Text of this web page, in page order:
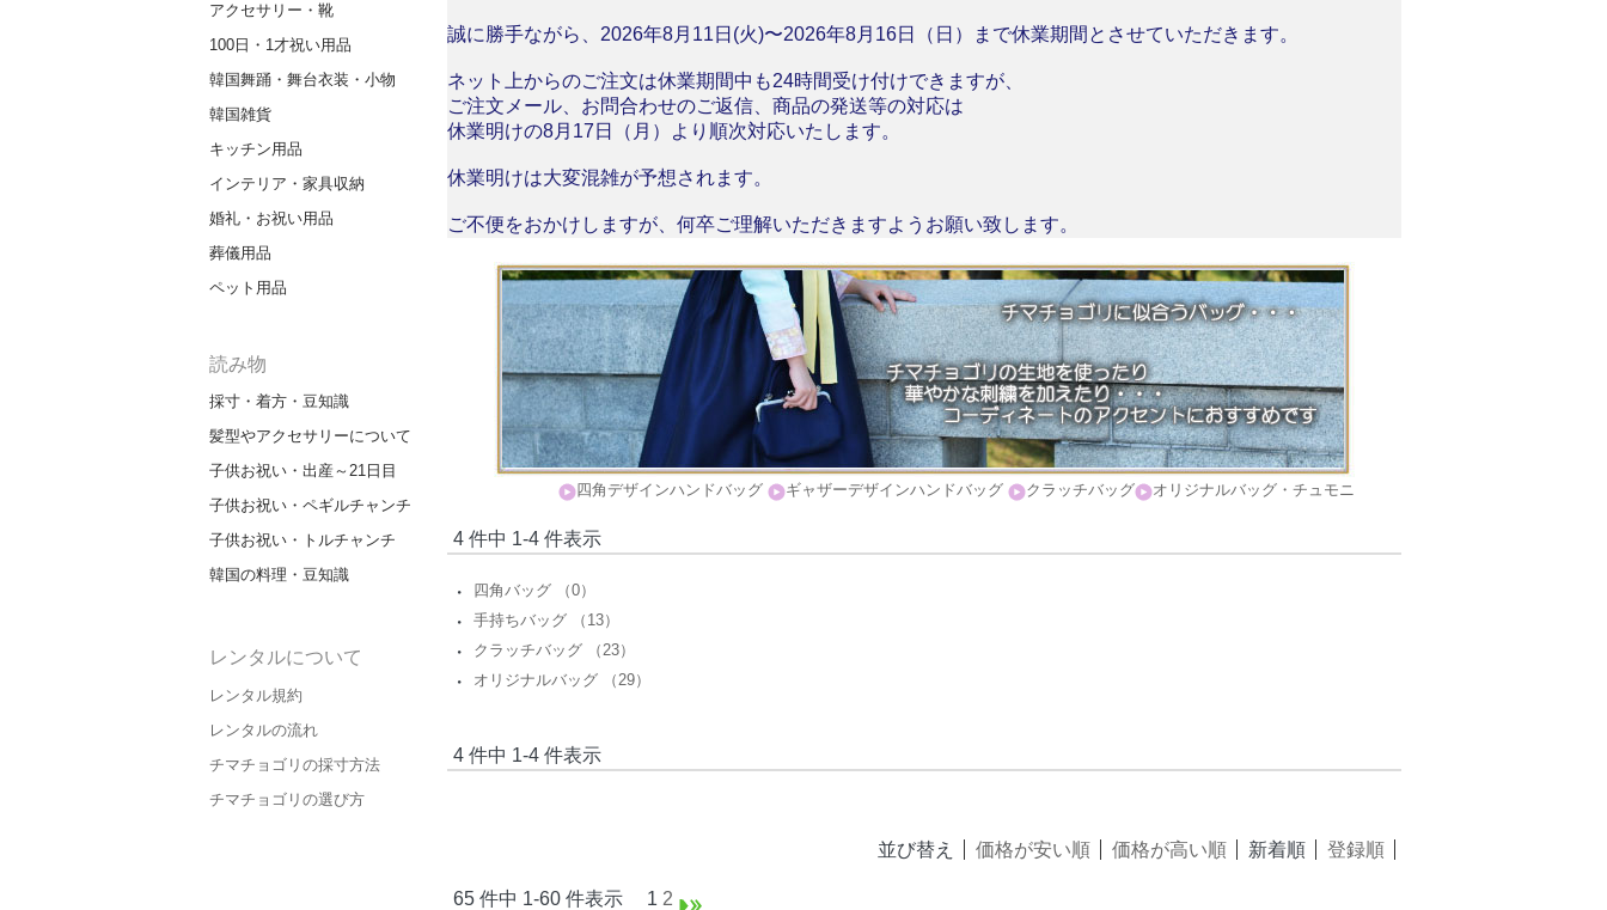
アクセサリー・靴
100日・1才祝い用品
韓国舞踊・舞台衣装・小物
韓国雑貨
キッチン用品
インテリア・家具収納
婚礼・お祝い用品
葬儀用品
ペット用品
読み物
採寸・着方・豆知識
髪型やアクセサリーについて
子供お祝い・出産～21日目
子供お祝い・ペギルチャンチ
子供お祝い・トルチャンチ
韓国の料理・豆知識
レンタルについて
レンタル規約
レンタルの流れ
チマチョゴリの採寸方法
チマチョゴリの選び方
誠に勝手ながら、2026年8月11日(火)〜2026年8月16日（日）まで休業期間とさせていただきます。
ネット上からのご注文は休業期間中も24時間受け付けできますが、
ご注文メール、お問合わせのご返信、商品の発送等の対応は
休業明けの8月17日（月）より順次対応いたします。
休業明けは大変混雑が予想されます。
ご不便をおかけしますが、何卒ご理解いただきますようお願い致します。
四角デザインハンドバッグ ギャザーデザインハンドバッグ クラッチバッグ オリジナルバッグ・チュモニ
4 件中 1-4 件表示
・ 四角バッグ （0）
・ 手持ちバッグ （13）
・ クラッチバッグ （23）
・ オリジナルバッグ （29）
4 件中 1-4 件表示
並び替え 価格が安い順 価格が高い順 新着順 登録順
65 件中 1-60 件表示 1 2